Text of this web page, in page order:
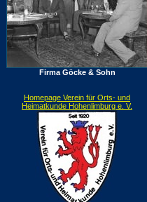
Firma Göcke & Sohn
Homepage Verein für Orts- und
Heimatkunde Hohenlimburg e. V.